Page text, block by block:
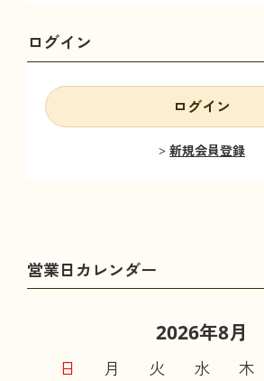
ログイン
ログイン
新規会員登録
2026年8月
日 月 火 水 木